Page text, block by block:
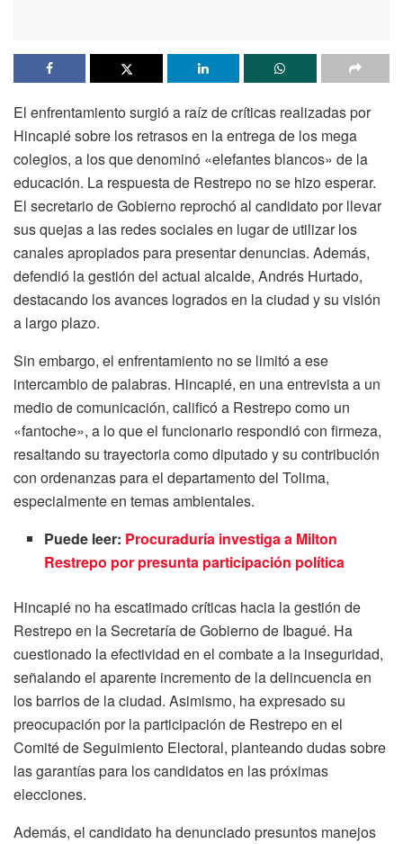
El enfrentamiento surgió a raíz de críticas realizadas por
Hincapié sobre los retrasos en la entrega de los mega
colegios, a los que denominó «elefantes blancos» de la
educación. La respuesta de Restrepo no se hizo esperar.
El secretario de Gobierno reprochó al candidato por llevar
sus quejas a las redes sociales en lugar de utilizar los
canales apropiados para presentar denuncias. Además,
defendió la gestión del actual alcalde, Andrés Hurtado,
destacando los avances logrados en la ciudad y su visión
a largo plazo.
Sin embargo, el enfrentamiento no se limitó a ese
intercambio de palabras. Hincapié, en una entrevista a un
medio de comunicación, calificó a Restrepo como un
«fantoche», a lo que el funcionario respondió con firmeza,
resaltando su trayectoria como diputado y su contribución
con ordenanzas para el departamento del Tolima,
especialmente en temas ambientales.
Puede leer: Procuraduría investiga a Milton
Restrepo por presunta participación política
Hincapié no ha escatimado críticas hacia la gestión de
Restrepo en la Secretaría de Gobierno de Ibagué. Ha
cuestionado la efectividad en el combate a la inseguridad,
señalando el aparente incremento de la delincuencia en
los barrios de la ciudad. Asimismo, ha expresado su
preocupación por la participación de Restrepo en el
Comité de Seguimiento Electoral, planteando dudas sobre
las garantías para los candidatos en las próximas
elecciones.
Además, el candidato ha denunciado presuntos manejos